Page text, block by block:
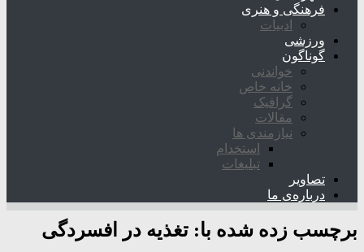
فرهنگی و هنری
ادبیات
ورزشی
گوناگون
خواندنی
خانه خاص
گرافیک
مقالات
نیازمندی ها
استخدام
تبلیغات
تصاویر
درباره‌ی ما
برچسب زده شده با: تغذیه در افسردگی